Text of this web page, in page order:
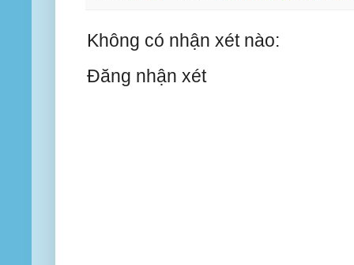
Không có nhận xét nào:
Đăng nhận xét